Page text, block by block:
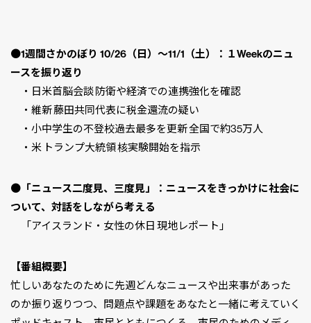
●1週間さかのぼり 10/26（日）〜11/1（土）：１Weekのニュ
ースを振り返り
・日米首脳会談 防衛や経済での連携強化を確認
・維新 藤田共同代表に税金還流の疑い
・小中学生の不登校過去最多を更新 全国で約35万人
・米 トランプ大統領 核実験開始を指示
● 「ニュース二度見、三度見」：ニュースをきっかけに社会に
ついて、対話をしながら考える
「アイスランド・女性の休日 現地レポート」
【番組概要】
忙しいあなたのために先週どんなニュースや出来事があった
のか振り返りつつ、問題点や課題をあなたと一緒に考えていく